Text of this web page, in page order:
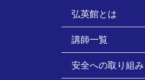
弘英館とは
講師一覧
安全への取り組み